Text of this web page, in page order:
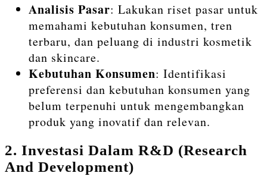
Analisis Pasar: Lakukan riset pasar untuk
memahami kebutuhan konsumen, tren
terbaru, dan peluang di industri kosmetik
dan skincare.
Kebutuhan Konsumen: Identifikasi
preferensi dan kebutuhan konsumen yang
belum terpenuhi untuk mengembangkan
produk yang inovatif dan relevan.
2. Investasi Dalam R&D (Research
And Development)